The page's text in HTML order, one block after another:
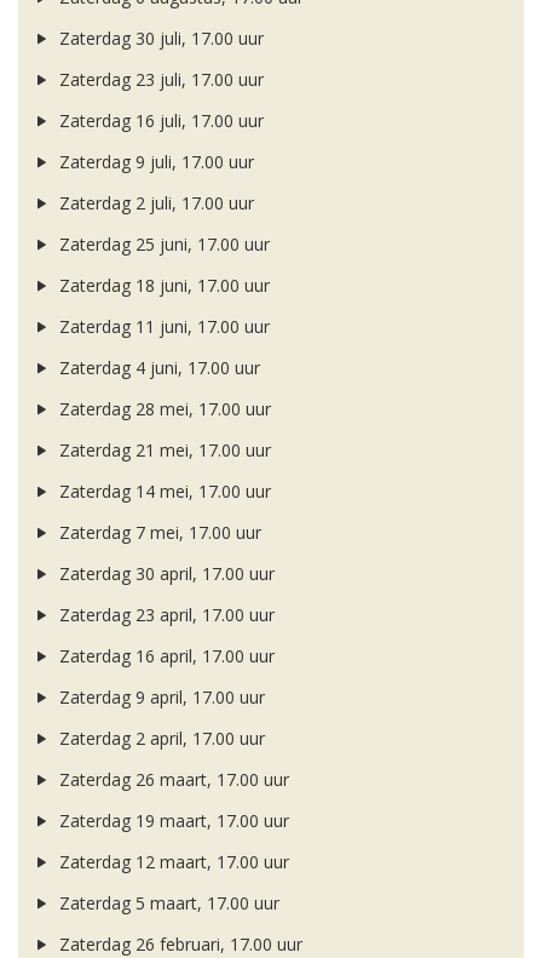
Zaterdag 30 juli, 17.00 uur
Zaterdag 23 juli, 17.00 uur
Zaterdag 16 juli, 17.00 uur
Zaterdag 9 juli, 17.00 uur
Zaterdag 2 juli, 17.00 uur
Zaterdag 25 juni, 17.00 uur
Zaterdag 18 juni, 17.00 uur
Zaterdag 11 juni, 17.00 uur
Zaterdag 4 juni, 17.00 uur
Zaterdag 28 mei, 17.00 uur
Zaterdag 21 mei, 17.00 uur
Zaterdag 14 mei, 17.00 uur
Zaterdag 7 mei, 17.00 uur
Zaterdag 30 april, 17.00 uur
Zaterdag 23 april, 17.00 uur
Zaterdag 16 april, 17.00 uur
Zaterdag 9 april, 17.00 uur
Zaterdag 2 april, 17.00 uur
Zaterdag 26 maart, 17.00 uur
Zaterdag 19 maart, 17.00 uur
Zaterdag 12 maart, 17.00 uur
Zaterdag 5 maart, 17.00 uur
Zaterdag 26 februari, 17.00 uur